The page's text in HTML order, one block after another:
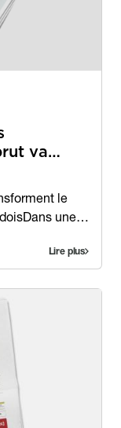
va…
le
une…
Lire plus